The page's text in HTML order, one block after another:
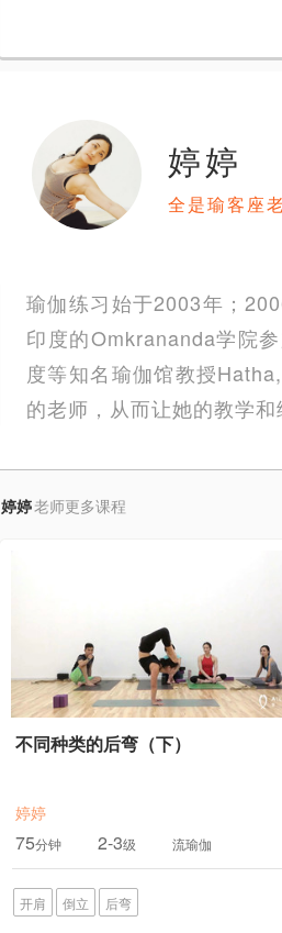
婷婷
全是瑜客座
瑜伽练习始于2003年；
印度的Omkrananda学院
度等知名瑜伽馆教授
的老师，从而让她的教学
婷婷老师更多课程
不同种类的后弯（下）
婷婷
75分钟 2-3级 流瑜伽
开肩 倒立 后弯